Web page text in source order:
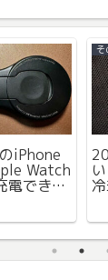
Amazon
ムセール
ール関係